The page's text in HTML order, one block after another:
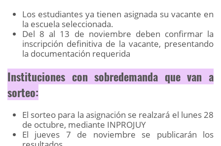
Los estudiantes ya tienen asignada su vacante en
la escuela seleccionada.
Del 8 al 13 de noviembre deben confirmar la
inscripción definitiva de la vacante, presentando
la documentación requerida
Instituciones con sobredemanda que van a
sorteo:
El sorteo para la asignación se realzará el lunes 28
de octubre, mediante INPROJUY
El jueves 7 de noviembre se publicarán los